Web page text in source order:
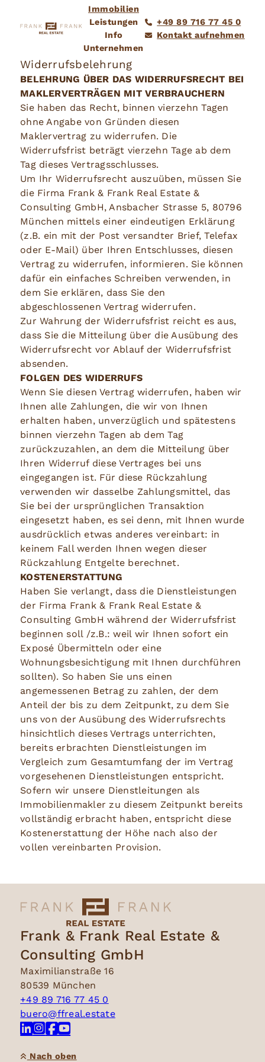
Immobilien
Leistungen
Info
Unternehmen
+49 89 716 77 45 0
Kontakt aufnehmen
Widerrufsbelehrung
BELEHRUNG ÜBER DAS WIDERRUFSRECHT BEI
MAKLERVERTRÄGEN MIT VERBRAUCHERN
Sie haben das Recht, binnen vierzehn Tagen
ohne Angabe von Gründen diesen
Maklervertrag zu widerrufen. Die
Widerrufsfrist beträgt vierzehn Tage ab dem
Tag dieses Vertragsschlusses.
Um Ihr Widerrufsrecht auszuüben, müssen Sie
die Firma Frank & Frank Real Estate &
Consulting GmbH, Ansbacher Strasse 5, 80796
München mittels einer eindeutigen Erklärung
(z.B. ein mit der Post versandter Brief, Telefax
oder E-Mail) über Ihren Entschlusses, diesen
Vertrag zu widerrufen, informieren. Sie können
dafür ein einfaches Schreiben verwenden, in
dem Sie erklären, dass Sie den
abgeschlossenen Vertrag widerrufen.
Zur Wahrung der Widerrufsfrist reicht es aus,
dass Sie die Mitteilung über die Ausübung des
Widerrufsrecht vor Ablauf der Widerrufsfrist
absenden.
FOLGEN DES WIDERRUFS
Wenn Sie diesen Vertrag widerrufen, haben wir
Ihnen alle Zahlungen, die wir von Ihnen
erhalten haben, unverzüglich und spätestens
binnen vierzehn Tagen ab dem Tag
zurückzuzahlen, an dem die Mitteilung über
Ihren Widerruf diese Vertrages bei uns
eingegangen ist. Für diese Rückzahlung
verwenden wir dasselbe Zahlungsmittel, das
Sie bei der ursprünglichen Transaktion
eingesetzt haben, es sei denn, mit Ihnen wurde
ausdrücklich etwas anderes vereinbart: in
keinem Fall werden Ihnen wegen dieser
Rückzahlung Entgelte berechnet.
KOSTENERSTATTUNG
Haben Sie verlangt, dass die Dienstleistungen
der Firma Frank & Frank Real Estate &
Consulting GmbH während der Widerrufsfrist
beginnen soll /z.B.: weil wir Ihnen sofort ein
Exposé Übermitteln oder eine
Wohnungsbesichtigung mit Ihnen durchführen
sollten). So haben Sie uns einen
angemessenen Betrag zu zahlen, der dem
Anteil der bis zu dem Zeitpunkt, zu dem Sie
uns von der Ausübung des Widerrufsrechts
hinsichtlich dieses Vertrags unterrichten,
bereits erbrachten Dienstleistungen im
Vergleich zum Gesamtumfang der im Vertrag
vorgesehenen Dienstleistungen entspricht.
Sofern wir unsere Dienstleitungen als
Immobilienmakler zu diesem Zeitpunkt bereits
vollständig erbracht haben, entspricht diese
Kostenerstattung der Höhe nach also der
vollen vereinbarten Provision.
Frank & Frank Real Estate &
Consulting GmbH
Maximilianstraße 16
80539 München
+49 89 716 77 45 0
buero@ffreal.estate
Nach oben